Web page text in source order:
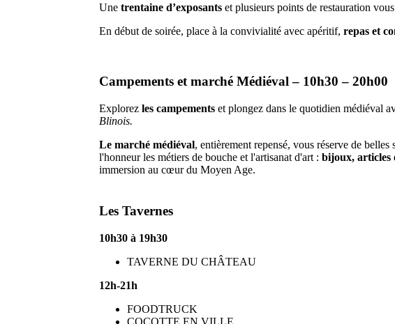
Une trentaine d’exposants et plusieurs points de restauration
En début de soirée, place à la convivialité avec apéritif, repas et
Campements et marché Médiéval – 10h30 – 20h00
Explorez les campements et plongez dans le quotidien médiéval
Blinois.
Le marché médiéval, entièrement repensé, vous réserve de
l'honneur les métiers de bouche et l'artisanat d'art : bijoux, articles
immersion au cœur du Moyen Age.
Les Tavernes
10h30 à 19h30
TAVERNE DU CHÂTEAU
12h-21h
FOODTRUCK
COCOTTE EN VILLE